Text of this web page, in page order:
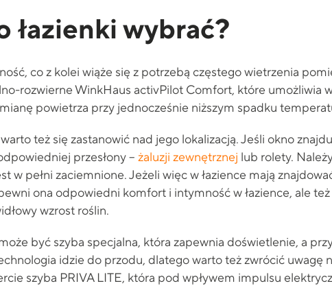
łazienki wybrać?
co z kolei wiąże się z potrzebą częstego wietrzenia
rozwierne WinkHaus activPilot Comfort, które umożliwia
powietrza przy jednocześnie niższym spadku
też się zastanowić nad jego lokalizacją. Jeśli okno
przesłony – żaluzji zewnętrznej lub rolety.
w pełni zaciemnione. Jeżeli więc w łazience mają
ona odpowiedni komfort i intymność w łazience, ale
wzrost roślin.
być szyba specjalna, która zapewnia doświetlenie, a
idzie do przodu, dlatego warto też zwrócić uwagę
szyba PRIVA LITE, która pod wpływem impulsu